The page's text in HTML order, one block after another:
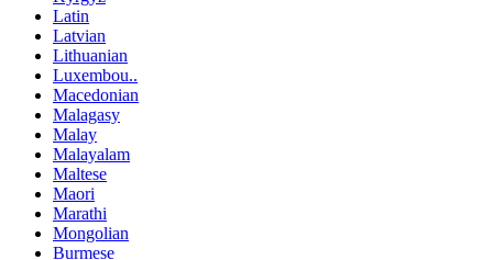
Latin
Latvian
Lithuanian
Luxembou..
Macedonian
Malagasy
Malay
Malayalam
Maltese
Maori
Marathi
Mongolian
Burmese